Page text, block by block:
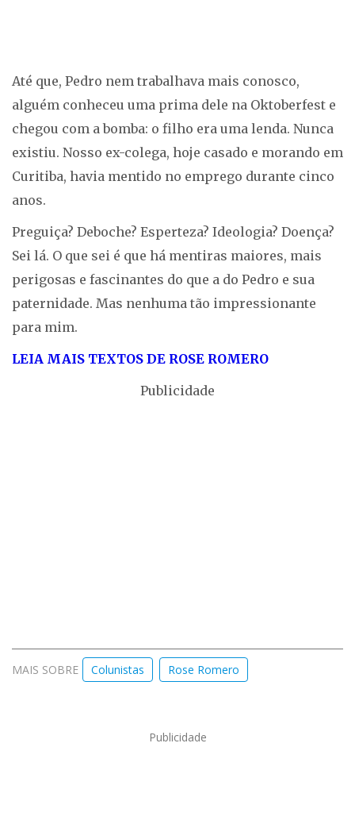
Até que, Pedro nem trabalhava mais conosco,
alguém conheceu uma prima dele na Oktoberfest e
chegou com a bomba: o filho era uma lenda. Nunca
existiu. Nosso ex-colega, hoje casado e morando em
Curitiba, havia mentido no emprego durante cinco
anos.
Preguiça? Deboche? Esperteza? Ideologia? Doença?
Sei lá. O que sei é que há mentiras maiores, mais
perigosas e fascinantes do que a do Pedro e sua
paternidade. Mas nenhuma tão impressionante
para mim.
LEIA MAIS TEXTOS DE ROSE ROMERO
Publicidade
MAIS SOBRE Colunistas Rose Romero
Publicidade